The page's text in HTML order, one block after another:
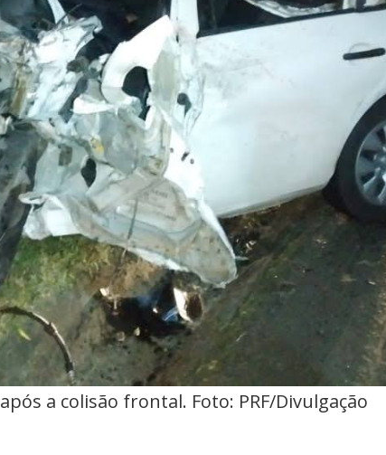
a colisão frontal. Foto: PRF/Divulgação